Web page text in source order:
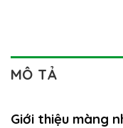
MÔ TẢ
Giới thiệu màng